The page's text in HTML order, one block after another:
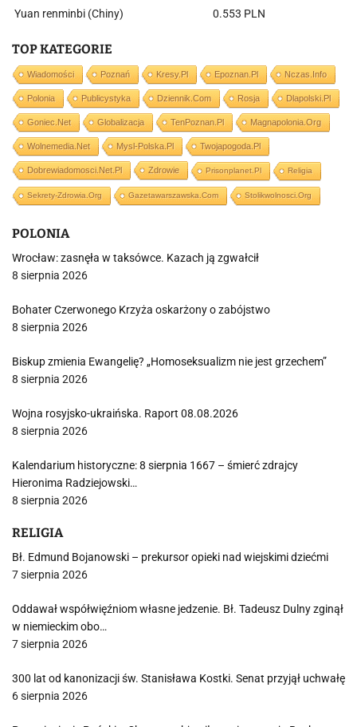
Yuan renminbi (Chiny)
0.553 PLN
TOP KATEGORIE
Wiadomości Poznań Kresy.pl Epoznan.pl Nczas.info
Polonia Publicystyka Dziennik.com Rosja Dlapolski.pl
Goniec.net Globalizacja TenPoznan.pl Magnapolonia.org
Wolnemedia.net Mysl-Polska.pl Twojapogoda.pl
Dobrewiadomosci.net.pl Zdrowie Prisonplanet.pl Religia
Sekrety-Zdrowia.org Gazetawarszawska.com Stolikwolnosci.org
POLONIA
Wrocław: zasnęła w taksówce. Kazach ją zgwałcił
8 sierpnia 2026
Bohater Czerwonego Krzyża oskarżony o zabójstwo
8 sierpnia 2026
Biskup zmienia Ewangelię? „Homoseksualizm nie jest grzechem”
8 sierpnia 2026
Wojna rosyjsko-ukraińska. Raport 08.08.2026
8 sierpnia 2026
Kalendarium historyczne: 8 sierpnia 1667 – śmierć zdrajcy
Hieronima Radziejowski…
8 sierpnia 2026
RELIGIA
Bł. Edmund Bojanowski – prekursor opieki nad wiejskimi dziećmi
7 sierpnia 2026
Oddawał współwięźniom własne jedzenie. Bł. Tadeusz Dulny zginął
w niemieckim obo…
7 sierpnia 2026
300 lat od kanonizacji św. Stanisława Kostki. Senat przyjął uchwałę
6 sierpnia 2026